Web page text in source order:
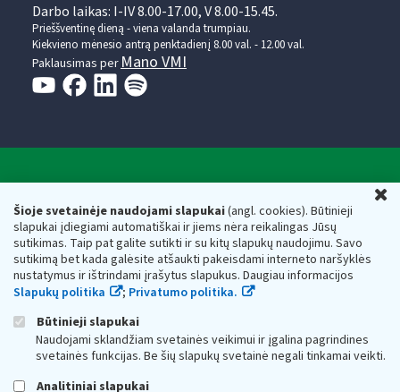
Šioje svetainėje naudojami slapukai(angl. cookies). Būtinieji
slapukai įdiegiami automatiškai ir jiems nėra reikalingas Jūsų
sutikimas. Taip pat galite sutikti ir su kitų slapukų naudojimu. Savo
sutikimą bet kada galėsite atšaukti pakeisdami interneto naršyklės
nustatymus ir ištrindami įrašytus slapukus. Daugiau informacijos
Slapukų politika
; Privatumo politika.
Būtinieji slapukai
Naudojami sklandžiam svetainės veikimui ir įgalina pagrindines
svetainės funkcijas. Be šių slapukų svetainė negali tinkamai veikti.
Analitiniai slapukai
Darbo laikas: I-IV 8.00-17.00, V 8.00-15.45.
Prieššventinę dieną - viena valanda trumpiau.
Kiekvieno mėnesio antrą penktadienį 8.00 val. - 12.00 val.
Paklausimas per Mano VMI
Respublikos finansų ministerijos
Biudžetinė įstaiga. Juridinio asmens kodas — 188659752,
adresas: Vasario 16-osios g. 14, 01107 Vilnius, Lietuva, el.paštas:
vmi@vmi.lt, E. pristatymo dėžutės adresas 188659752
Duomenys apie Valstybinę mokesčių inspekciją prie Lietuvos
Respublikos finansų ministerijos kaupiami ir saugomi Juridinių